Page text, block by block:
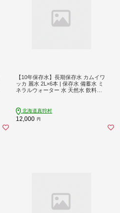
【10年保存水】長期保存水 カムイワ
ッカ 麗水 2L×6本 | 保存水 備蓄水 ミ
ネラルウォーター 水 天然水 飲料水
| 株式会社ジャパン・ミネラル [BPAI0
05]
北海道真狩村
12,000 円